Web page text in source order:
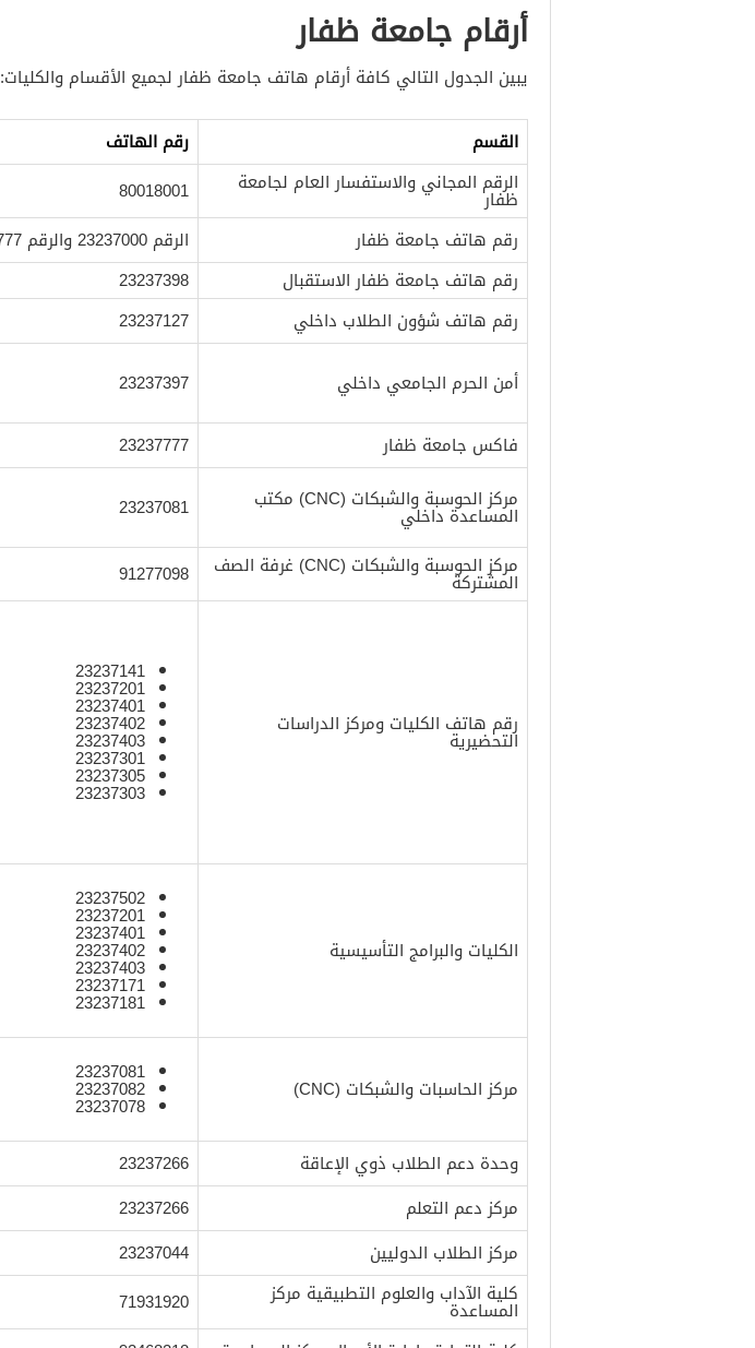
أرقام جامعة ظفار
يبين الجدول التالي كافة أرقام هاتف جامعة ظفار لجميع الأقسام والكليات:
القسم
رقم الهاتف
الرقم المجاني والاستفسار العام لجامعة
ظفار
80018001
رقم هاتف جامعة ظفار
الرقم 23237000 والرقم 23237777
رقم هاتف جامعة ظفار الاستقبال
23237398
رقم هاتف شؤون الطلاب داخلي
23237127
أمن الحرم الجامعي داخلي 23237397
فاكس جامعة ظفار
23237777
مركز الحوسبة والشبكات (CNC) مكتب
المساعدة داخلي
23237081
مركز الحوسبة والشبكات (CNC) غرفة الصف
المشتركة 91277098
رقم هاتف الكليات ومركز الدراسات
التحضيرية
23237141
23237201
23237401
23237402
23237403
23237301
23237305
23237303
الكليات والبرامج التأسيسية
23237502
23237201
23237401
23237402
23237403
23237171
23237181
مركز الحاسبات والشبكات (CNC)
23237081
23237082
23237078
وحدة دعم الطلاب ذوي الإعاقة
23237266
مركز دعم التعلم
23237266
مركز الطلاب الدوليين
23237044
كلية الآداب والعلوم التطبيقية مركز
المساعدة
71931920